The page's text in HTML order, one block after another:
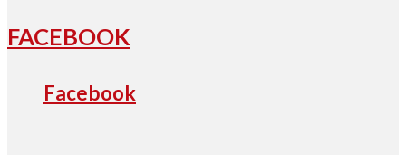
FACEBOOK
Facebook